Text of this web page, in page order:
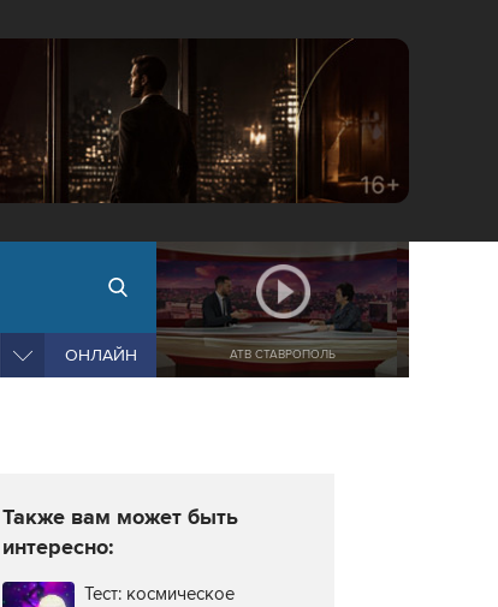
ОНЛАЙН АТВ СТАВРОПОЛЬ
Также вам может быть
интересно:
Тест: космическое